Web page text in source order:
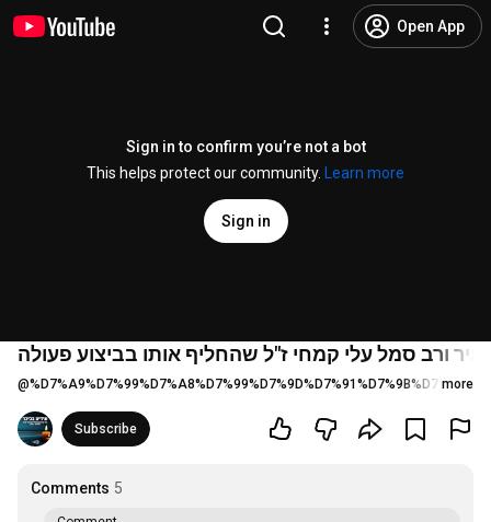
Open App
Sign in to confirm you’re not a bot
This helps protect our community.
Learn more
Sign in
ורב סמל עלי קמחי ז"ל שהחליף אותו בביצוע פעולה
@ more
Subscribe
Comments 5